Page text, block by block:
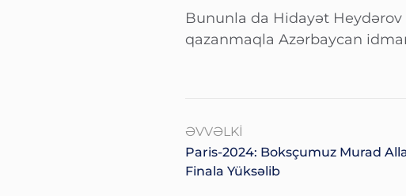
Bununla da Hidayət
qazanmaqla Azərbaycan
ƏVVƏLKI
Paris-2024: Boksçumuz Murad
Finala Yüksəlib